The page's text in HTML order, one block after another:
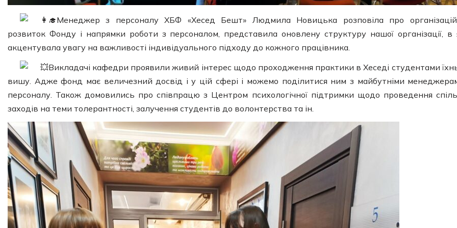
Менеджер з персоналу ХБФ «Хесед Бешт» Людмила Новицька розповіла про
розвиток Фонду і напрямки роботи з персоналом, представила оновлену структуру нашої організації, в
акцентувала увагу на важливості індивідуального підходу до кожного працівника.
Викладачі кафедри проявили живий інтерес щодо проходження практики в Хеседі студентами
вишу. Адже фонд має величезний досвід і у цій сфері і можемо поділитися ним з майбутніми
персоналу. Також домовились про співпрацю з Центром психологічної підтримки щодо проведення
заходів на теми толерантності, залучення студентів до волонтерства та ін.